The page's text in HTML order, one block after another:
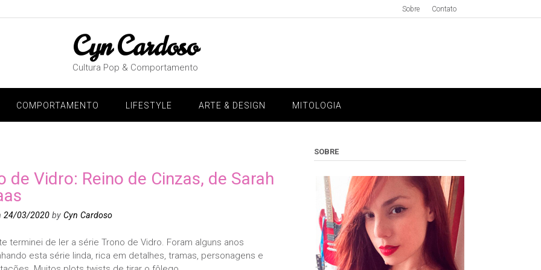
Sobre Contato
Cyn Cardoso
Cultura Pop & Comportamento
COMPORTAMENTO LIFESTYLE ARTE & DESIGN MITOLOGIA
de Vidro: Reino de Cinzas, de Sarah
24/03/2020by Cyn Cardoso
terminei de ler a série Trono de Vidro. Foram alguns anos
esta série linda, rica em detalhes, tramas, personagens e
SOBRE